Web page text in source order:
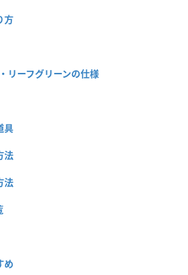
方
リーフグリーンの仕様
具
法
法
め